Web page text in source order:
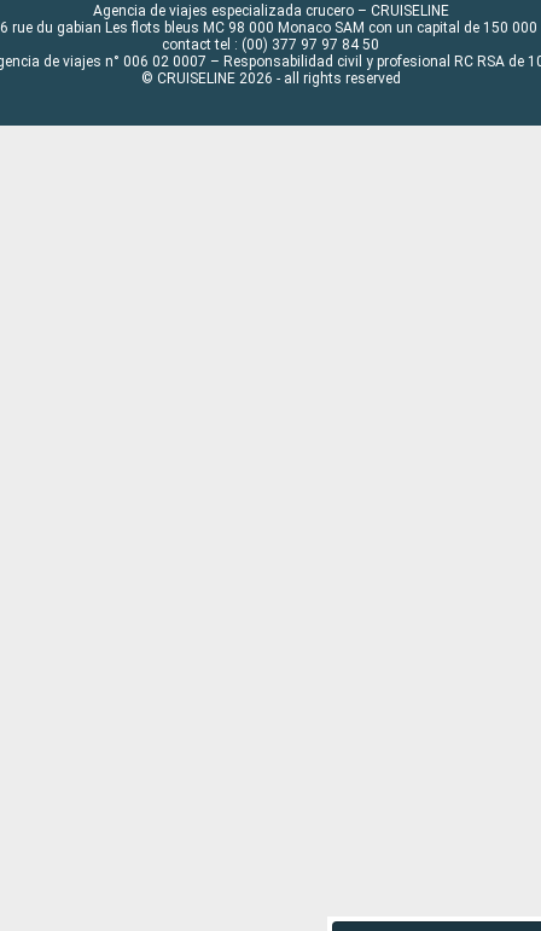
Agencia de viajes especializada crucero – CRUISELINE
rue du gabian Les flots bleus MC 98 000 Monaco SAM con un capital de 150 000
contact tel : (00) 377 97 97 84 50
de viajes n° 006 02 0007 – Responsabilidad civil y profesional RC RSA de
© CRUISELINE 2026 - all rights reserved